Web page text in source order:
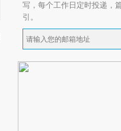
写，每个工作日定时投递，
引。